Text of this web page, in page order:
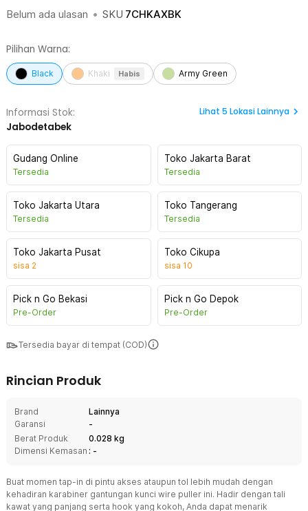
Belum ada ulasan • SKU 7CHKAXBK
Pilihan Warna:
Black Khaki Habis Army Green
Informasi Stok:
Jabodetabek
Lihat 5 Lokasi Lainnya
Gudang Online
Tersedia
Toko Jakarta Barat
Tersedia
Toko Jakarta Utara
Tersedia
Toko Tangerang
Tersedia
Toko Jakarta Pusat
sisa 2
Toko Cikupa
sisa 10
Pick n Go Bekasi
Pre-Order
Pick n Go Depok
Pre-Order
Tersedia bayar di tempat (COD)
Rincian Produk
Brand
Lainnya
Garansi
-
Berat Produk
0.028 kg
Dimensi Kemasan : -
Buat momen tap-in di pintu akses ataupun tol lebih mudah dengan
kehadiran karabiner gantungan kunci wire puller ini. Hadir dengan tali
kawat yang panjang serta hook yang kokoh, Anda dapat menarik